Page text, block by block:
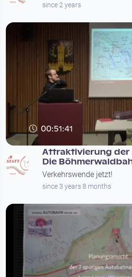
since 2 years
00:51:41
Attraktivierung der
Die
Verkehrswende jetzt!
since 3 years 8 months